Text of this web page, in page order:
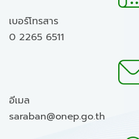
เบอร์โทรสาร
0 2265 6511
อีเมล
saraban@onep.go.th